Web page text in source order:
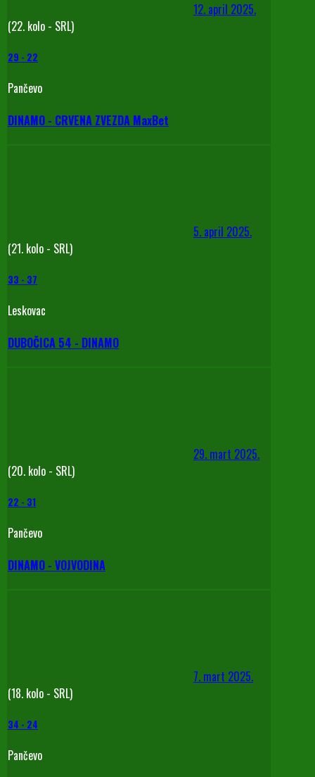
12. april 2025.
(22. kolo - SRL)
29 - 22
Pančevo
DINAMO - CRVENA ZVEZDA MaxBet
5. april 2025.
(21. kolo - SRL)
33 - 37
Leskovac
DUBOČICA 54 - DINAMO
29. mart 2025.
(20. kolo - SRL)
22 - 31
Pančevo
DINAMO - VOJVODINA
7. mart 2025.
(18. kolo - SRL)
34 - 24
Pančevo